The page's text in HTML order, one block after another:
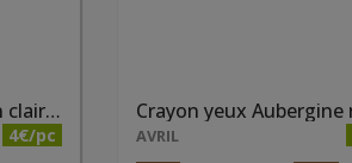
Crayon sourcils Châtain clair bio
4€/pc AVRIL